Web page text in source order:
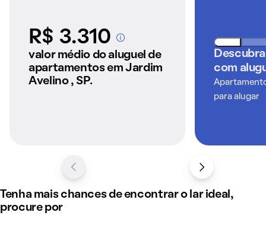
R$ 3.310A partir dos imóveis
anunciados pelo
QuintoAndar
valor médio do aluguel de
apartamentos em Jardim
Avelino , SP.
com
para alugar
Tenha mais chances de encontrar o lar ideal,
procure por